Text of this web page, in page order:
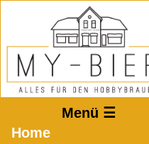
Menü ☰
Home
Mastodon